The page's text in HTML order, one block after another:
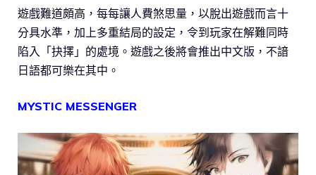
遊戲難道頗高，每每讓人費煞思量，以脫出遊戲而言十
分具水準，加上多重結局的設定，令到玩家在解難同時
陷入「抉擇」的處境。遊戲之後將會推出中文版，不諳
日語都可樂在其中。
MYSTIC MESSENGER